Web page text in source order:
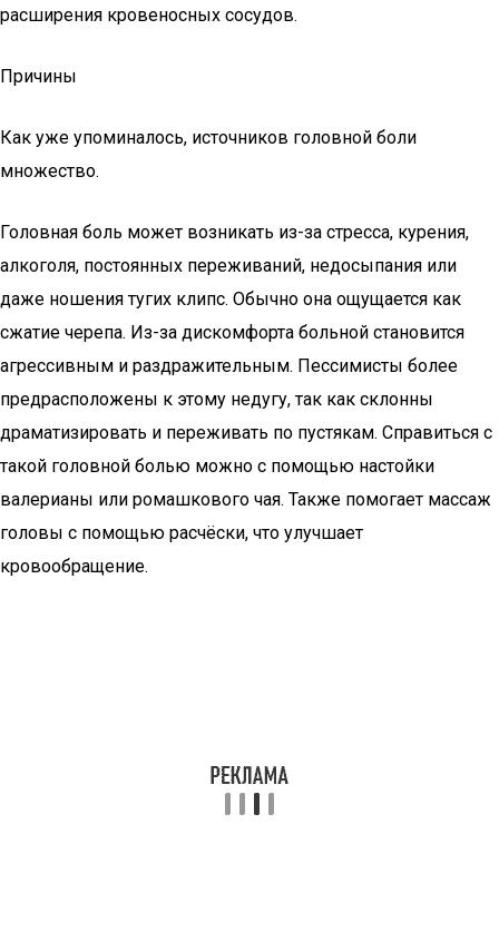
расширения кровеносных сосудов.
Причины
Как уже упоминалось, источников головной боли
множество.
Головная боль может возникать из-за стресса, курения,
алкоголя, постоянных переживаний, недосыпания или
даже ношения тугих клипс. Обычно она ощущается как
сжатие черепа. Из-за дискомфорта больной становится
агрессивным и раздражительным. Пессимисты более
предрасположены к этому недугу, так как склонны
драматизировать и переживать по пустякам. Справиться с
такой головной болью можно с помощью настойки
валерианы или ромашкового чая. Также помогает массаж
головы с помощью расчёски, что улучшает
кровообращение.